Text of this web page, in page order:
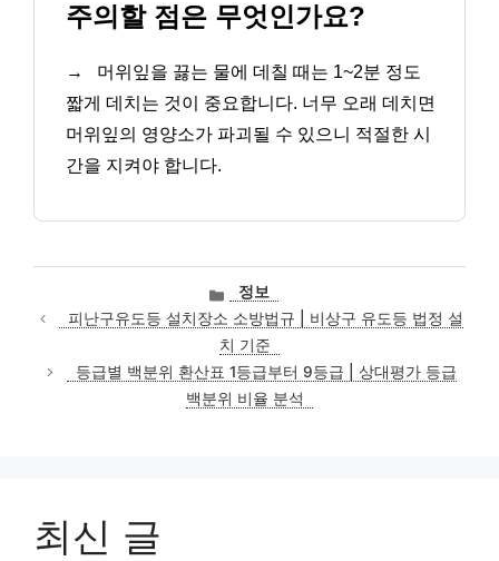
주의할 점은 무엇인가요?
→
머위잎을 끓는 물에 데칠 때는 1~2분 정도
짧게 데치는 것이 중요합니다. 너무 오래 데치면
머위잎의 영양소가 파괴될 수 있으니 적절한 시
간을 지켜야 합니다.
카
테
고
리
정보
피난구유도등 설치장소 소방법규 | 비상구 유도등 법정 설
치 기준
등급별 백분위 환산표 1등급부터 9등급 | 상대평가 등급
백분위 비율 분석
최신 글